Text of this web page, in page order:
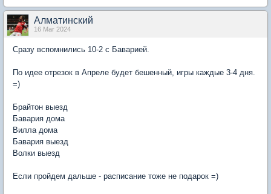
Алматинский
16 Mar 2024
Сразу вспомнились 10-2 с Баварией.
По идее отрезок в Апреле будет бешенный, игры каждые 3-4 дня.
=)
Брайтон выезд
Бавария дома
Вилла дома
Бавария выезд
Волки выезд
Если пройдем дальше - расписание тоже не подарок =)